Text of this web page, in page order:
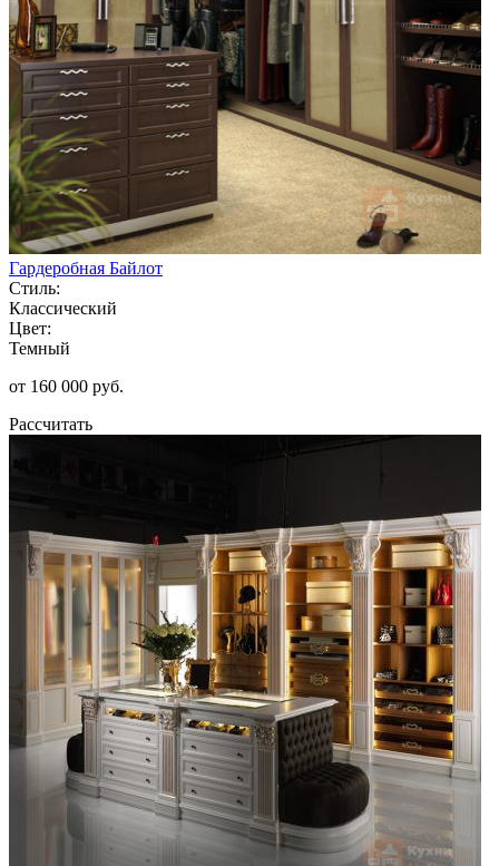
Гардеробная Байлот
Стиль:
Классический
Цвет:
Темный
от 160 000 руб.
Рассчитать